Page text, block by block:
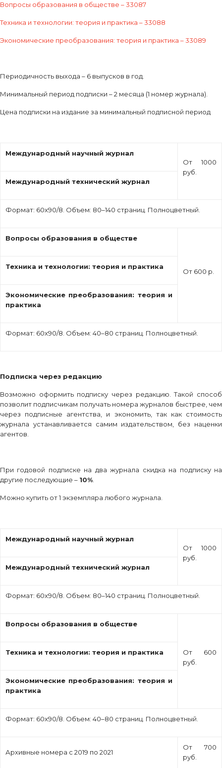
Вопросы образования в обществе – 33087
Техника и технологии: теория и практика – 33088
Экономические преобразования: теория и практика – 33089
Периодичность выхода – 6 выпусков в год.
Минимальный период подписки – 2 месяца (1 номер журнала).
Цена подписки на издание за минимальный подписной период
Международный научный журнал
От 1000
руб.
Международный технический журнал
Формат: 60х90/8. Объем: 80–140 страниц. Полноцветный.
Вопросы образования в обществе
От 600 р.
Техника и технологии: теория и практика
Экономические преобразования: теория и
практика
Формат: 60х90/8. Объем: 40–80 страниц. Полноцветный.
Подписка через редакцию
Возможно оформить подписку через редакцию. Такой способ
позволит подписчикам получать номера журналов быстрее, чем
через подписные агентства, и экономить, так как стоимость
журнала устанавливается самим издательством, без наценки
агентов.
При годовой подписке на два журнала скидка на подписку на
другие последующие – 10%
Можно купить от 1 экземпляра любого журнала.
Международный научный журнал
От 1000
руб.
Международный технический журнал
Формат: 60х90/8. Объем: 80–140 страниц. Полноцветный.
Вопросы образования в обществе
От 600
руб.
Техника и технологии: теория и практика
Экономические преобразования: теория и
практика
Формат: 60х90/8. Объем: 40–80 страниц. Полноцветный.
Архивные номера с 2019 по 2021
От 700
руб.